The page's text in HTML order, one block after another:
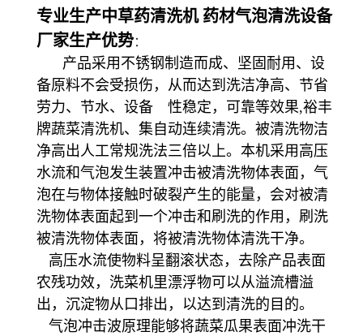
专业生产中草药清洗机 药材气泡清洗设备
厂家生产优势：
产品采用不锈钢制造而成、坚固耐用、设
备原料不会受损伤，从而达到洗洁净高、节省
劳力、节水、设备 性稳定，可靠等效果,裕丰
牌蔬菜清洗机、集自动连续清洗。被清洗物洁
净高出人工常规洗法三倍以上。本机采用高压
水流和气泡发生装置冲击被清洗物体表面，气
泡在与物体接触时破裂产生的能量，会对被清
洗物体表面起到一个冲击和刷洗的作用，刷洗
被清洗物体表面，将被清洗物体清洗干净。
高压水流使物料呈翻滚状态，去除产品表面
农残功效，洗菜机里漂浮物可以从溢流槽溢
出，沉淀物从口排出，以达到清洗的目的。
气泡冲击波原理能够将蔬菜瓜果表面冲洗干